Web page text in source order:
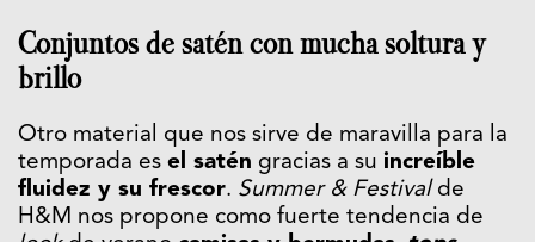
Conjuntos de satén con mucha soltura y
brillo
Otro material que nos sirve de maravilla para la
temporada es el satén gracias a su increíble
fluidez y su frescor. Summer & Festivalde
H&M nos propone como fuerte tendencia de